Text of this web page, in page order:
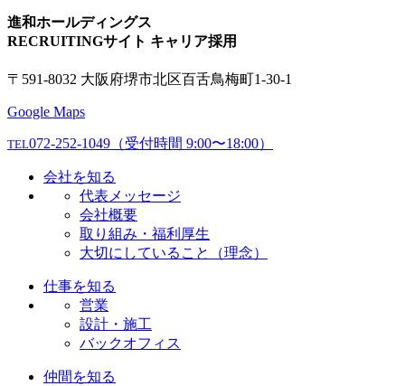
進和ホールディングス
RECRUITINGサイト キャリア採用
〒591-8032 大阪府堺市北区百舌鳥梅町1-30-1
Google Maps
TEL072-252-1049 （受付時間 9:00〜18:00）
会社を知る
代表メッセージ
会社概要
取り組み・福利厚生
大切にしていること（理念）
仕事を知る
営業
設計・施工
バックオフィス
仲間を知る